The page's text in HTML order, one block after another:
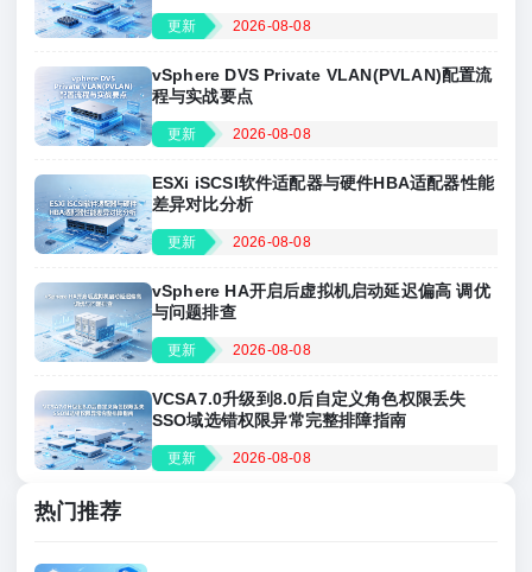
更新 2026-08-08
vSphere DVS Private VLAN(PVLAN)配置流
程与实战要点
更新 2026-08-08
ESXi iSCSI软件适配器与硬件HBA适配器性能
差异对比分析
更新 2026-08-08
vSphere HA开启后虚拟机启动延迟偏高 调优
与问题排查
更新 2026-08-08
VCSA7.0升级到8.0后自定义角色权限丢失
SSO域选错权限异常完整排障指南
更新 2026-08-08
热门推荐